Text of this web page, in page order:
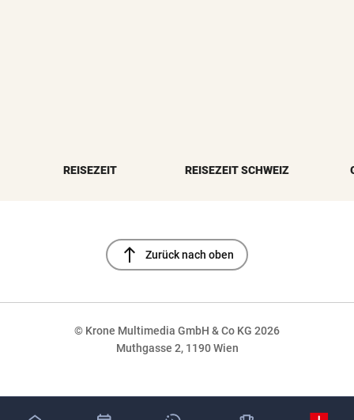
REISEZEIT REISEZEIT SCHWEIZ
north Zurück nach oben
© Krone Multimedia GmbH & Co KG 2026
Muthgasse 2, 1190 Wien
NaN%